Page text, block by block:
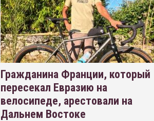
Гражданина Франции, который
пересекал Евразию на
велосипеде, арестовали на
Дальнем Востоке